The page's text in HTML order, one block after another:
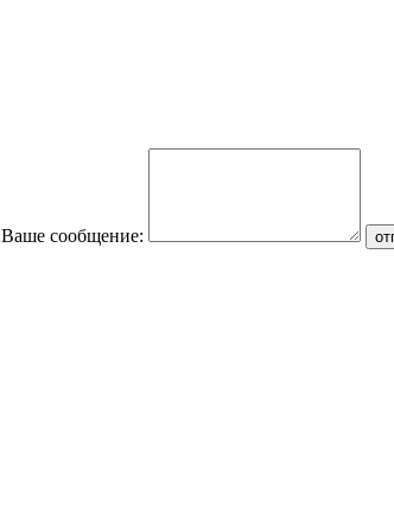
Ваше сообщение: